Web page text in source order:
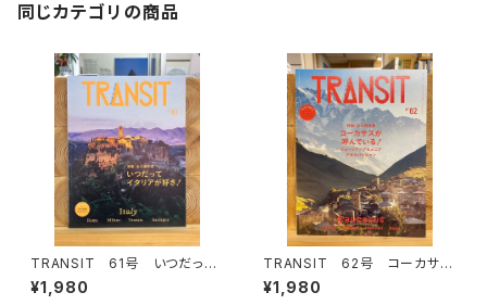
同じカテゴリの商品
TRANSIT 61号 いつだって
イタリアが好き！
¥1,980
TRANSIT 62号 コーカサス
が呼んでいる！
¥1,980